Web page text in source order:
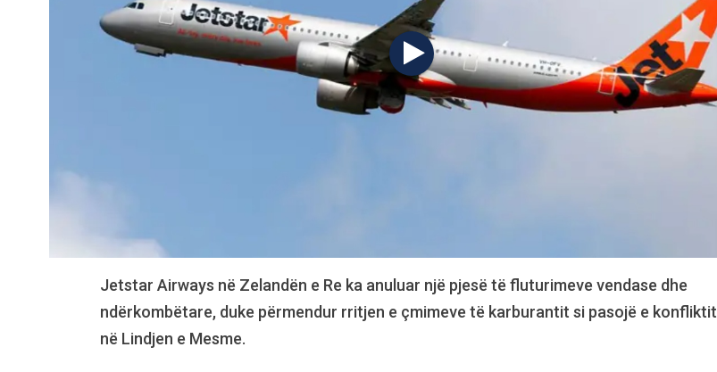
Jetstar Airways në Zelandën e Re ka anuluar një pjesë të fluturimeve vendase dhe
ndërkombëtare, duke përmendur rritjen e çmimeve të karburantit si pasojë e konfliktit
në Lindjen e Mesme.